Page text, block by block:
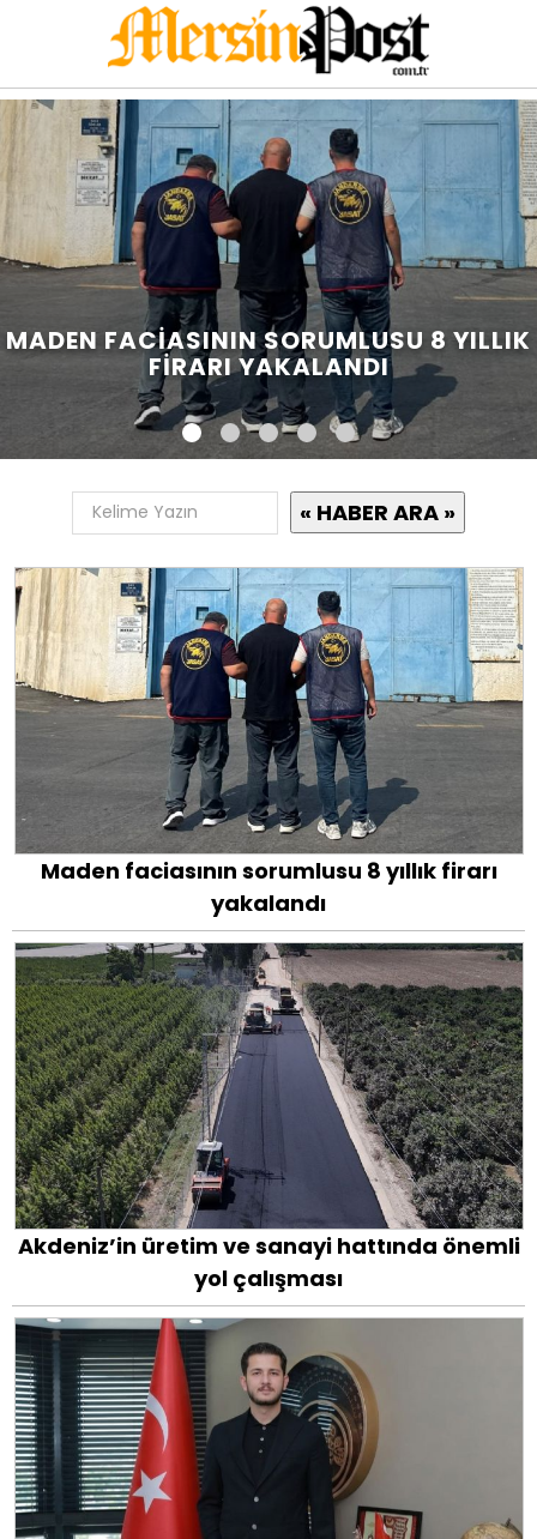
MADEN FACIASININ SORUMLUSU 8 YILLIK
FIRARI YAKALANDI
Maden faciasının sorumlusu 8 yıllık firarı
yakalandı
Akdeniz’in üretim ve sanayi hattında önemli
yol çalışması